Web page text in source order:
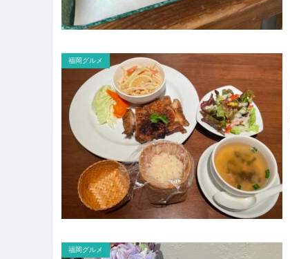
福岡グルメ
福岡グルメ